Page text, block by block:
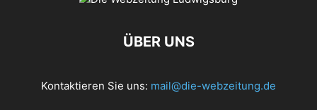
ÜBER UNS
Kontaktieren Sie uns: mail@die-webzeitung.de